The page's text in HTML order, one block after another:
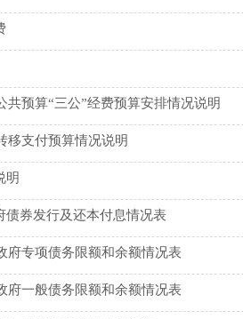
共预算“三公”经费预算安排情况说明
移支付预算情况说明
明
债券发行及还本付息情况表
府专项债务限额和余额情况表
府一般债务限额和余额情况表